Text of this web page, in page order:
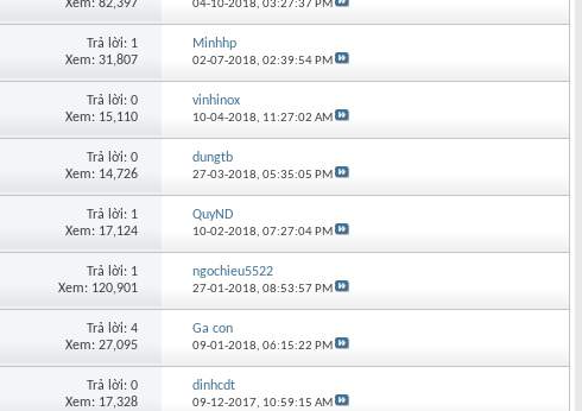
Xem: 82,397 04-10-2018,03:27:37 PM
Trả lời: 1
Xem: 31,807
Minhhp
02-07-2018,02:39:54 PM
Trả lời: 0
Xem: 15,110
vinhinox
10-04-2018, 11:27:02 AM
Trả lời: 0
Xem: 14,726
dungtb
27-03-2018,05:35:05 PM
Trả lời: 1
Xem: 17,124
QuyND
10-02-2018,07:27:04 PM
Trả lời: 1
Xem: 120,901
ngochieu5522
27-01-2018,08:53:57 PM
Trả lời: 4
Xem: 27,095
Ga con
09-01-2018,06:15:22 PM
Trả lời: 0
Xem: 17,328
dinhcdt
09-12-2017, 10:59:15 AM